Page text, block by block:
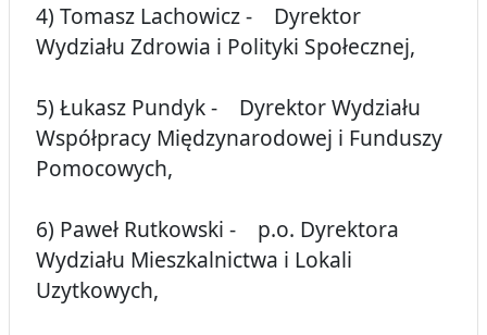
4) Tomasz Lachowicz - Dyrektor
Wydziału Zdrowia i Polityki Społecznej,
5) Łukasz Pundyk - Dyrektor Wydziału
Współpracy Międzynarodowej i Funduszy
Pomocowych,
6) Paweł Rutkowski - p.o. Dyrektora
Wydziału Mieszkalnictwa i Lokali
Uzytkowych,